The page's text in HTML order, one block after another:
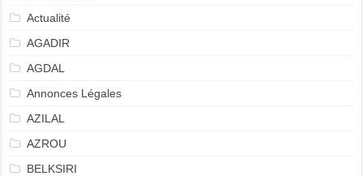
Actualité
AGADIR
AGDAL
Annonces Légales
AZILAL
AZROU
BELKSIRI